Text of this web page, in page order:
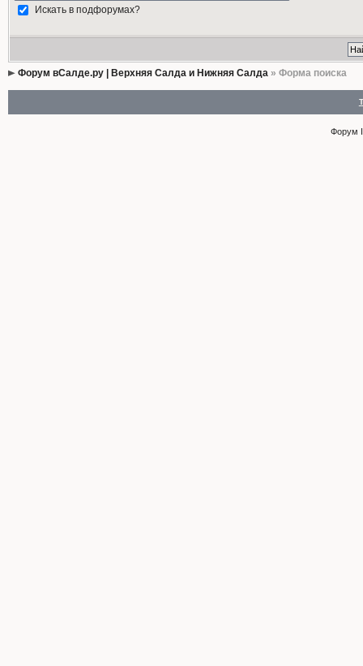
Искать в подфорумах?
Форум вСалде.ру | Верхняя Салда и Нижняя Салда» Форма поиска
Форум